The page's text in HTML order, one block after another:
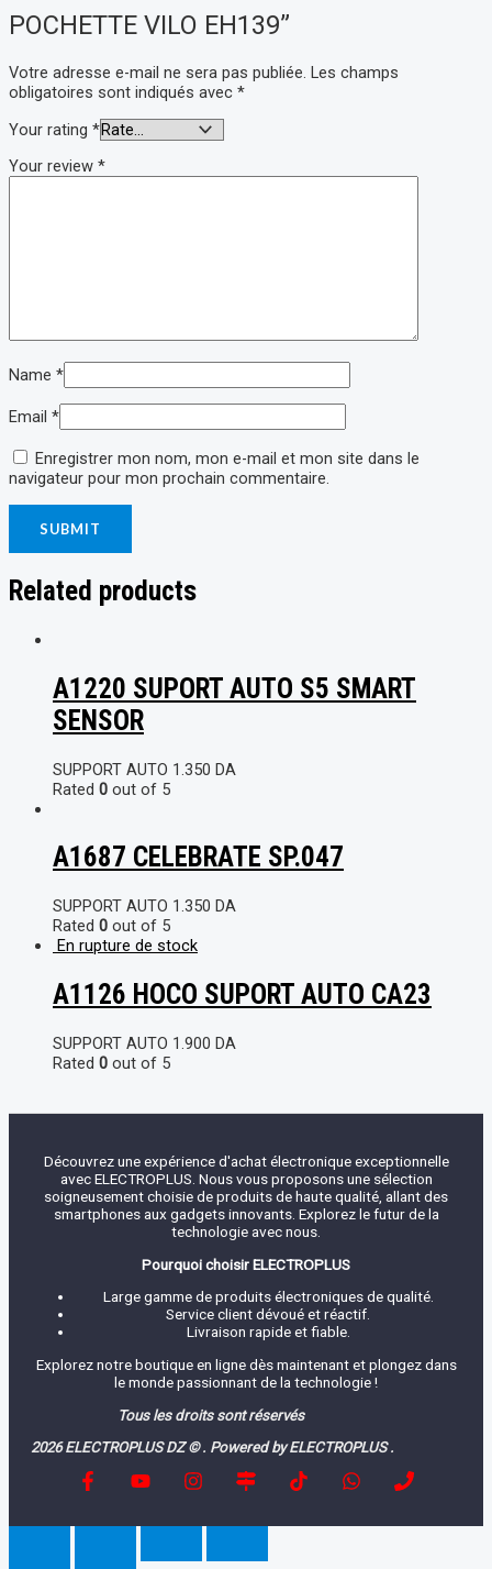
POCHETTE VILO EH139”
Votre adresse e-mail ne sera pas publiée. Les champs
obligatoires sont indiqués avec *
Your rating *
Your review *
Name *
Email *
Enregistrer mon nom, mon e-mail et mon site dans le
navigateur pour mon prochain commentaire.
Related products
A1220 SUPORT AUTO S5 SMART
SENSOR
SUPPORT AUTO 1.350 DA
Rated 0 out of 5
A1687 CELEBRATE SP.047
SUPPORT AUTO 1.350 DA
Rated 0 out of 5
En rupture de stock
A1126 HOCO SUPORT AUTO CA23
SUPPORT AUTO 1.900 DA
Rated 0 out of 5
Découvrez une expérience d'achat électronique exceptionnelle
avec ELECTROPLUS. Nous vous proposons une sélection
soigneusement choisie de produits de haute qualité, allant des
smartphones aux gadgets innovants. Explorez le futur de la
technologie avec nous.
Pourquoi choisir ELECTROPLUS
Large gamme de produits électroniques de qualité.
Service client dévoué et réactif.
Livraison rapide et fiable.
Explorez notre boutique en ligne dès maintenant et plongez dans
le monde passionnant de la technologie !
Tous les droits sont réservés
2026 ELECTROPLUS DZ © . Powered by ELECTROPLUS .